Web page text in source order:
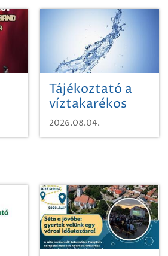
Tájékoztató a
víztakarékos
vízhasználatról
2026.08.04.